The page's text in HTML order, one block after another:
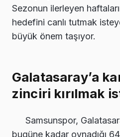
Sezonun ilerleyen
hedefini canlı tutmak
büyük önem taşıyor.
Galatasaray’a
zinciri kırılmak
Samsunspor,
bugüne kadar oynadığı